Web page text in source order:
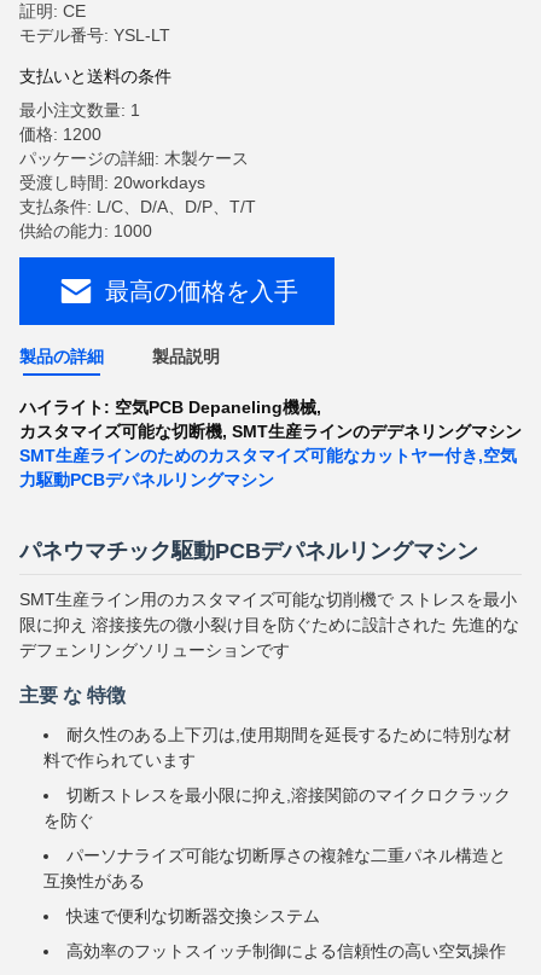
証明: CE
モデル番号: YSL-LT
支払いと送料の条件
最小注文数量: 1
価格: 1200
パッケージの詳細: 木製ケース
受渡し時間: 20workdays
支払条件: L/C、D/A、D/P、T/T
供給の能力: 1000
最高の価格を入手
製品の詳細 製品説明
ハイライト: 空気PCB Depaneling機械,
カスタマイズ可能な切断機, SMT生産ラインのデデネリングマシン
SMT生産ラインのためのカスタマイズ可能なカットヤー付き,空気
力駆動PCBデパネルリングマシン
パネウマチック駆動PCBデパネルリングマシン
SMT生産ライン用のカスタマイズ可能な切削機で ストレスを最小
限に抑え 溶接接先の微小裂け目を防ぐために設計された 先進的な
デフェンリングソリューションです
主要 な 特徴
耐久性のある上下刃は,使用期間を延長するために特別な材
料で作られています
切断ストレスを最小限に抑え,溶接関節のマイクロクラック
を防ぐ
パーソナライズ可能な切断厚さの複雑な二重パネル構造と
互換性がある
快速で便利な切断器交換システム
高効率のフットスイッチ制御による信頼性の高い空気操作